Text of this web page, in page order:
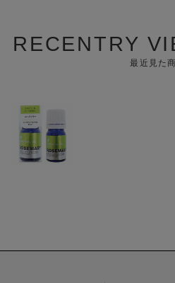
RECENTRY
最近見た